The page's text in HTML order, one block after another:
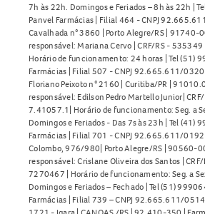
7h às 22h. Domingos e Feriados – 8h às 22h |
Panvel Farmácias | Filial 464 - CNPJ
Cavalhada n° 3860 | Porto Alegre/RS | 91740-
responsável: Mariana Cervo | CRF/RS - 535349
Horário de funcionamento: 24 horas | Tel (51)
Farmácias | Filial 507 - CNPJ 92.665.611/
Floriano Peixoto n° 2160 | Curitiba/PR |
responsável: Edilson Pedro Martello Junior|
7.41057.1| Horário de funcionamento: Seg. a
Domingos e Feriados - Das 7s às 23h | Tel (41)
Farmácias | Filial 701 - CNPJ 92.665.611/
Colombo, 976/980| Porto Alegre/RS | 90560-
responsável: Crislane Oliveira dos Santos |
7270467 | Horário de funcionamento: Seg. a
Domingos e Feriados – Fechado | Tel (51)
Farmácias | Filial 739 – CNPJ 92.665.611/